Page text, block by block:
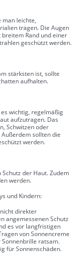
man leichte,
tragen. Die Augen
Rand und einer
geschützt werden.
stärksten ist, sollte
aufhalten.
wichtig, regelmäßig
aufzutragen. Das
Schwitzen oder
sollten die
werden.
der Haut. Zudem
werden.
und Kindern:
direkter
angemessenen Schutz
es vor langfristigen
von Sonnencreme
Sonnenbrille ratsam.
für Sonnenschäden.